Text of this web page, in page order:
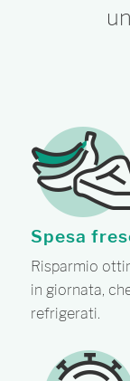
Spesa
Risparmio
in giornata,
refrigerati.